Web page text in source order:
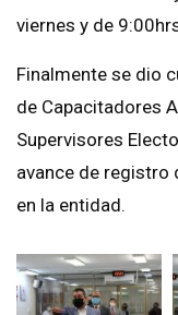
viernes y de
Finalmente se dio
de Capacitadores
Supervisores
avance de registro
en la entidad.